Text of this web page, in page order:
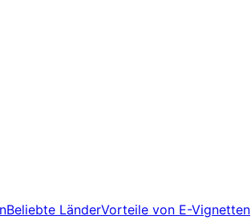
Beliebte LänderVorteile von E-Vignetten